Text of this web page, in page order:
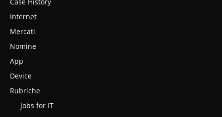
Internet
Mercati
Nomine
App
Device
Rubriche
Jobs for IT